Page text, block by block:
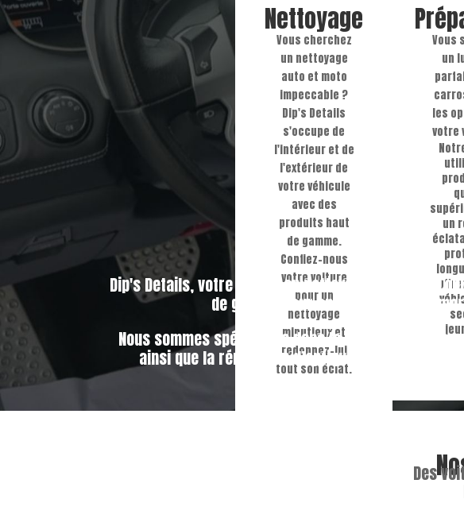
Nettoyage
Vous cherchez
un nettoyage
auto et moto
impeccable ?
Dip's Details
s'occupe de
l'intérieur et de
l'extérieur de
votre véhicule
avec des
produits haut
de gamme.
Confiez-nous
votre voiture
pour un
nettoyage
minutieux et
redonnez-lui
tout son éclat.
Vous
un
les
votre
un
Dip's Details, votre expert en nettoyage voiture à
de gamme pour entretenir et
Nous sommes spécialisés dans le débosselage
ainsi que la rénovation d’optiques voiture
Des